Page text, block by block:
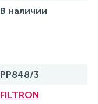
В наличии
PP848/3
FILTRON